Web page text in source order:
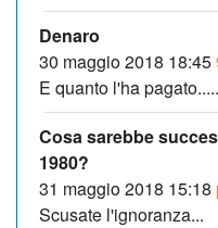
Denaro
30 maggio 2018 18:45
E quanto l'ha
Cosa sarebbe
1980?
31 maggio 2018 15:18
Scusate l'ignoranza...